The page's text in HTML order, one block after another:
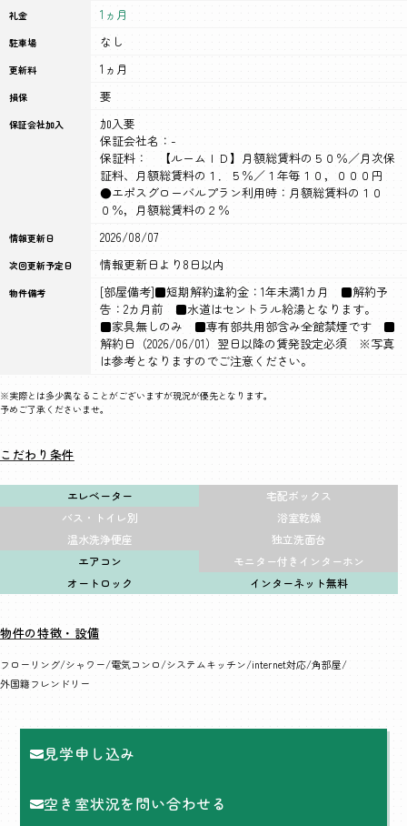
※実際とは多少異なることがございますが現況が優先となります。
予めご了承くださいませ。
礼金 1ヵ月
駐車場 なし
更新料 1ヵ月
損保 要
保証会社加入
加入要
保証会社名：-
保証料： 【ルームＩＤ】月額総賃料の５０％／月次保
証料、月額総賃料の１．５％／１年毎１０，０００円
●エポスグローバルプラン利用時：月額総賃料の１０
０％，月額総賃料の２％
情報更新日 2026/08/07
次回更新予定日 情報更新日より8日以内
物件備考
[部屋備考]■短期解約違約金：1年未満1カ月 ■解約予
告：2カ月前 ■水道はセントラル給湯となります。
■家具無しのみ ■専有部共用部含み全館禁煙です ■
解約日（2026/06/01）翌日以降の賃発設定必須 ※写真
は参考となりますのでご注意ください。
こだわり条件
エレベーター
宅配ボックス
バス・トイレ別
浴室乾燥
温水洗浄便座
独立洗面台
エアコン
モニター付きインターホン
オートロック
インターネット無料
物件の特徴・設備
フローリング シャワー 電気コンロ システムキッチン internet対応 角部屋
外国籍フレンドリー
見学申し込み
空き室状況を問い合わせる